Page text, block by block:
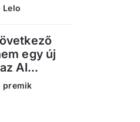
Lelo
egy új
AI...
premik